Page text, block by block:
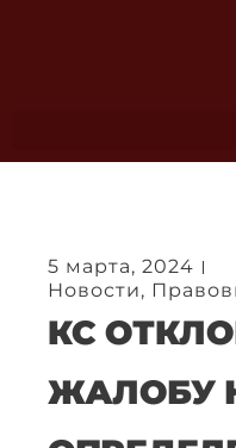
5 марта, 2024
Новости,
КС
ЖАЛОБУ